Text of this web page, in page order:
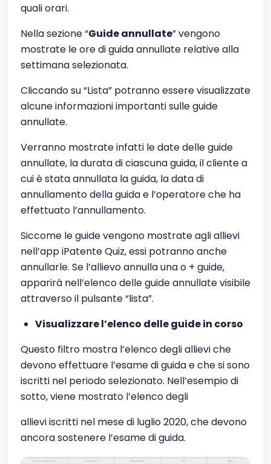
quali orari.
Nella sezione “Guide annullate” vengono
mostrate le ore di guida annullate relative alla
settimana selezionata.
Cliccando su “Lista” potranno essere visualizzate
alcune informazioni importanti sulle guide
annullate.
Verranno mostrate infatti le date delle guide
annullate, la durata di ciascuna guida, il cliente a
cui è stata annullata la guida, la data di
annullamento della guida e l’operatore che ha
effettuato l’annullamento.
Siccome le guide vengono mostrate agli allievi
nell’app iPatente Quiz, essi potranno anche
annullarle. Se l’allievo annulla una o + guide,
apparirà nell’elenco delle guide annullate visibile
attraverso il pulsante “lista”.
Visualizzare l’elenco delle guide in corso
Questo filtro mostra l’elenco degli allievi che
devono effettuare l’esame di guida e che si sono
iscritti nel periodo selezionato. Nell’esempio di
sotto, viene mostrato l’elenco degli
allievi iscritti nel mese di luglio 2020, che devono
ancora sostenere l’esame di guida.